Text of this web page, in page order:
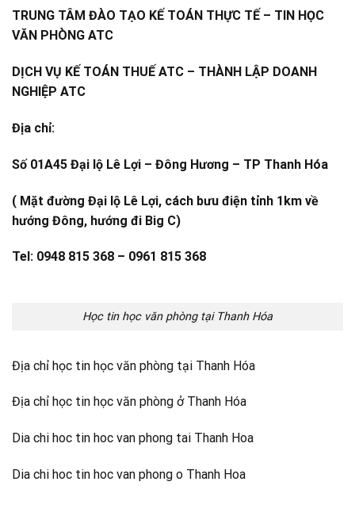
TRUNG TÂM ĐÀO TẠO KẾ TOÁN THỰC TẾ – TIN HỌC
VĂN PHÒNG ATC
DỊCH VỤ KẾ TOÁN THUẾ ATC – THÀNH LẬP DOANH
NGHIỆP ATC
Địa chỉ:
Số 01A45 Đại lộ Lê Lợi – Đông Hương – TP Thanh Hóa
( Mặt đường Đại lộ Lê Lợi, cách bưu điện tỉnh 1km về
hướng Đông, hướng đi Big C)
Tel: 0948 815 368 – 0961 815 368
Học tin học văn phòng tại Thanh Hóa
Địa chỉ học tin học văn phòng tại Thanh Hóa
Địa chỉ học tin học văn phòng ở Thanh Hóa
Dia chi hoc tin hoc van phong tai Thanh Hoa
Dia chi hoc tin hoc van phong o Thanh Hoa